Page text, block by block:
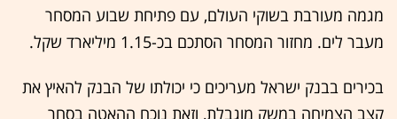
מגמה מעורבת בשוקי העולם, עם פתיחת שבוע המסחר
מעבר לים. מחזור המסחר הסתכם בכ-1.15 מיליארד שקל.
בכירים בבנק ישראל מעריכים כי יכולתו של הבנק להאיץ את
קצב הצמיחה במשק מוגבלת, וזאת נוכח ההאטה בסחר